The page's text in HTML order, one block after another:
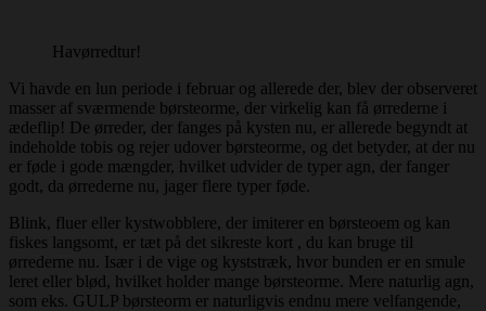
Havørredtur!
Vi havde en lun periode i februar og allerede der, blev der observeret
masser af sværmende børsteorme, der virkelig kan få ørrederne i
ædeflip! De ørreder, der fanges på kysten nu, er allerede begyndt at
indeholde tobis og rejer udover børsteorme, og det betyder, at der nu
er føde i gode mængder, hvilket udvider de typer agn, der fanger
godt, da ørrederne nu, jager flere typer føde.
Blink, fluer eller kystwobblere, der imiterer en børsteoem og kan
fiskes langsomt, er tæt på det sikreste kort , du kan bruge til
ørrederne nu. Især i de vige og kyststræk, hvor bunden er en smule
leret eller blød, hvilket holder mange børsteorme. Mere naturlig agn,
som eks. GULP børsteorm er naturligvis endnu mere velfangende,